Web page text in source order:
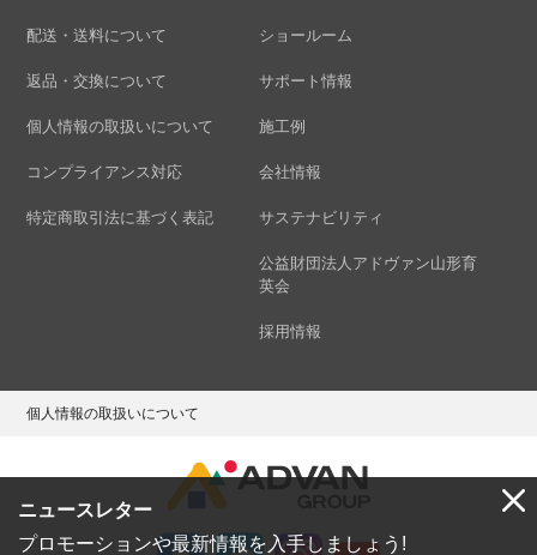
ニュースレター
プロモーションや最新情報を入手しましょう!
配送・送料について
返品・交換について
個人情報の取扱いについて
コンプライアンス対応
特定商取引法に基づく表記
ショールーム
サポート情報
施工例
会社情報
サステナビリティ
公益財団法人アドヴァン山形育
英会
採用情報
個人情報の取扱いについて